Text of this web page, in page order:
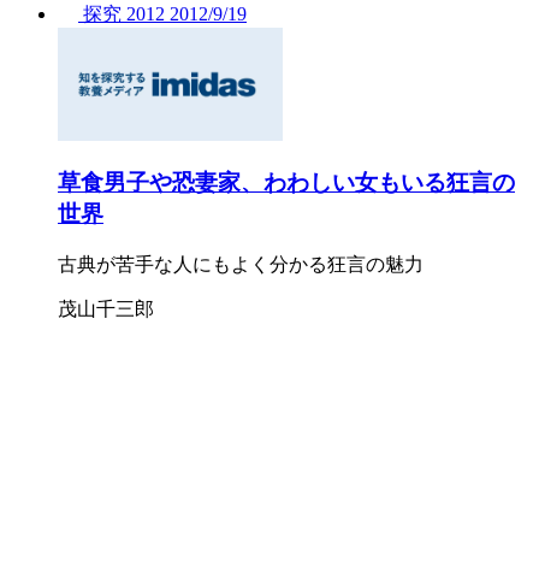
探究 2012 2012/9/19
草食男子や恐妻家、わわしい女もいる狂言の
世界
古典が苦手な人にもよく分かる狂言の魅力
茂山千三郎